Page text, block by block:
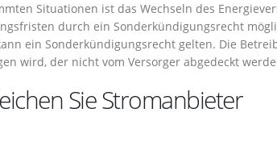
Situationen ist das Wechseln des
durch ein Sonderkündigungsrecht
ein Sonderkündigungsrecht gelten. Die
wird, der nicht vom Versorger abgedeckt
Sie Stromanbieter